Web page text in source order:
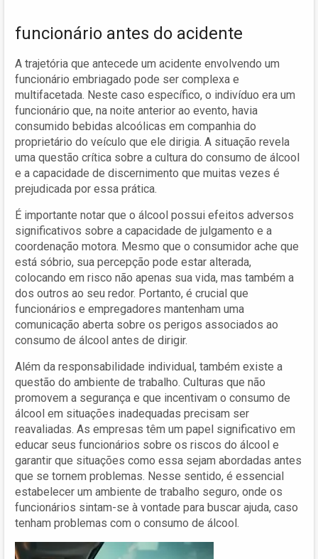
funcionário antes do acidente
A trajetória que antecede um acidente envolvendo um
funcionário embriagado pode ser complexa e
multifacetada. Neste caso específico, o indivíduo era um
funcionário que, na noite anterior ao evento, havia
consumido bebidas alcoólicas em companhia do
proprietário do veículo que ele dirigia. A situação revela
uma questão crítica sobre a cultura do consumo de álcool
e a capacidade de discernimento que muitas vezes é
prejudicada por essa prática.
É importante notar que o álcool possui efeitos adversos
significativos sobre a capacidade de julgamento e a
coordenação motora. Mesmo que o consumidor ache que
está sóbrio, sua percepção pode estar alterada,
colocando em risco não apenas sua vida, mas também a
dos outros ao seu redor. Portanto, é crucial que
funcionários e empregadores mantenham uma
comunicação aberta sobre os perigos associados ao
consumo de álcool antes de dirigir.
Além da responsabilidade individual, também existe a
questão do ambiente de trabalho. Culturas que não
promovem a segurança e que incentivam o consumo de
álcool em situações inadequadas precisam ser
reavaliadas. As empresas têm um papel significativo em
educar seus funcionários sobre os riscos do álcool e
garantir que situações como essa sejam abordadas antes
que se tornem problemas. Nesse sentido, é essencial
estabelecer um ambiente de trabalho seguro, onde os
funcionários sintam-se à vontade para buscar ajuda, caso
tenham problemas com o consumo de álcool.